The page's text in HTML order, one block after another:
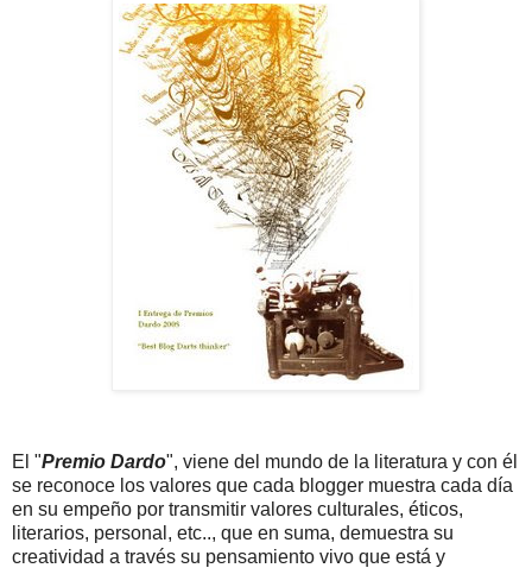
El "Premio Dardo", viene del mundo de la literatura y con él
se reconoce los valores que cada blogger muestra cada día
en su empeño por transmitir valores culturales, éticos,
literarios, personal, etc.., que en suma, demuestra su
creatividad a través su pensamiento vivo que está y